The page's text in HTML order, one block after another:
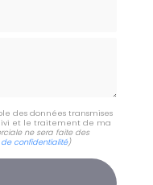
des données transmises
et le traitement de ma
ne sera faite des
confidentialité)